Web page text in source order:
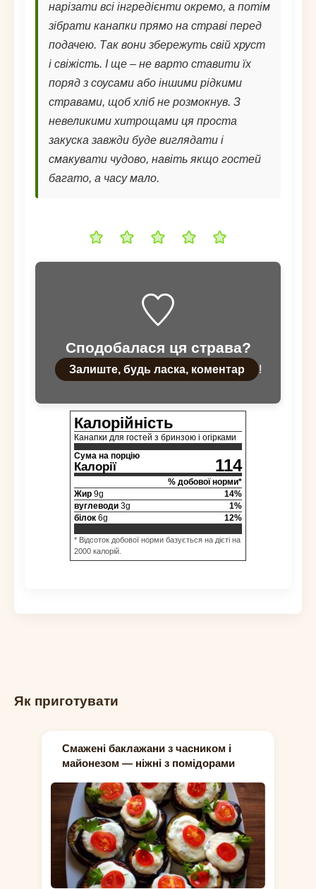
нарізати всі інгредієнти окремо, а потім
зібрати канапки прямо на страві перед
подачею. Так вони збережуть свій хруст
і свіжість. І ще – не варто ставити їх
поряд з соусами або іншими рідкими
стравами, щоб хліб не розмокнув. З
невеликими хитрощами ця проста
закуска завжди буде виглядати і
смакувати чудово, навіть якщо гостей
багато, а часу мало.
Сподобалася ця страва?
Залиште, будь ласка, коментар !
Калорійність
Канапки для гостей з бринзою і огірками
Сума на порцію
Калорії 114
% добової норми*
Жир 9g 14%
вуглеводи 3g 1%
білок 6g 12%
* Відсоток добової норми базується на дієті на
2000 калорій.
Як приготувати
Смажені баклажани з часником і
майонезом — ніжні з помідорами